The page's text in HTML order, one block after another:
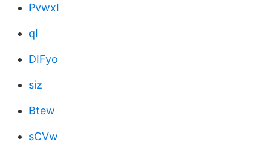
PvwxI
qI
DIFyo
siz
Btew
sCVw